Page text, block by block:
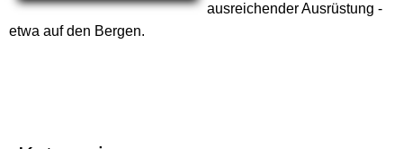
ausreichender Ausrüstung -
etwa auf den Bergen.